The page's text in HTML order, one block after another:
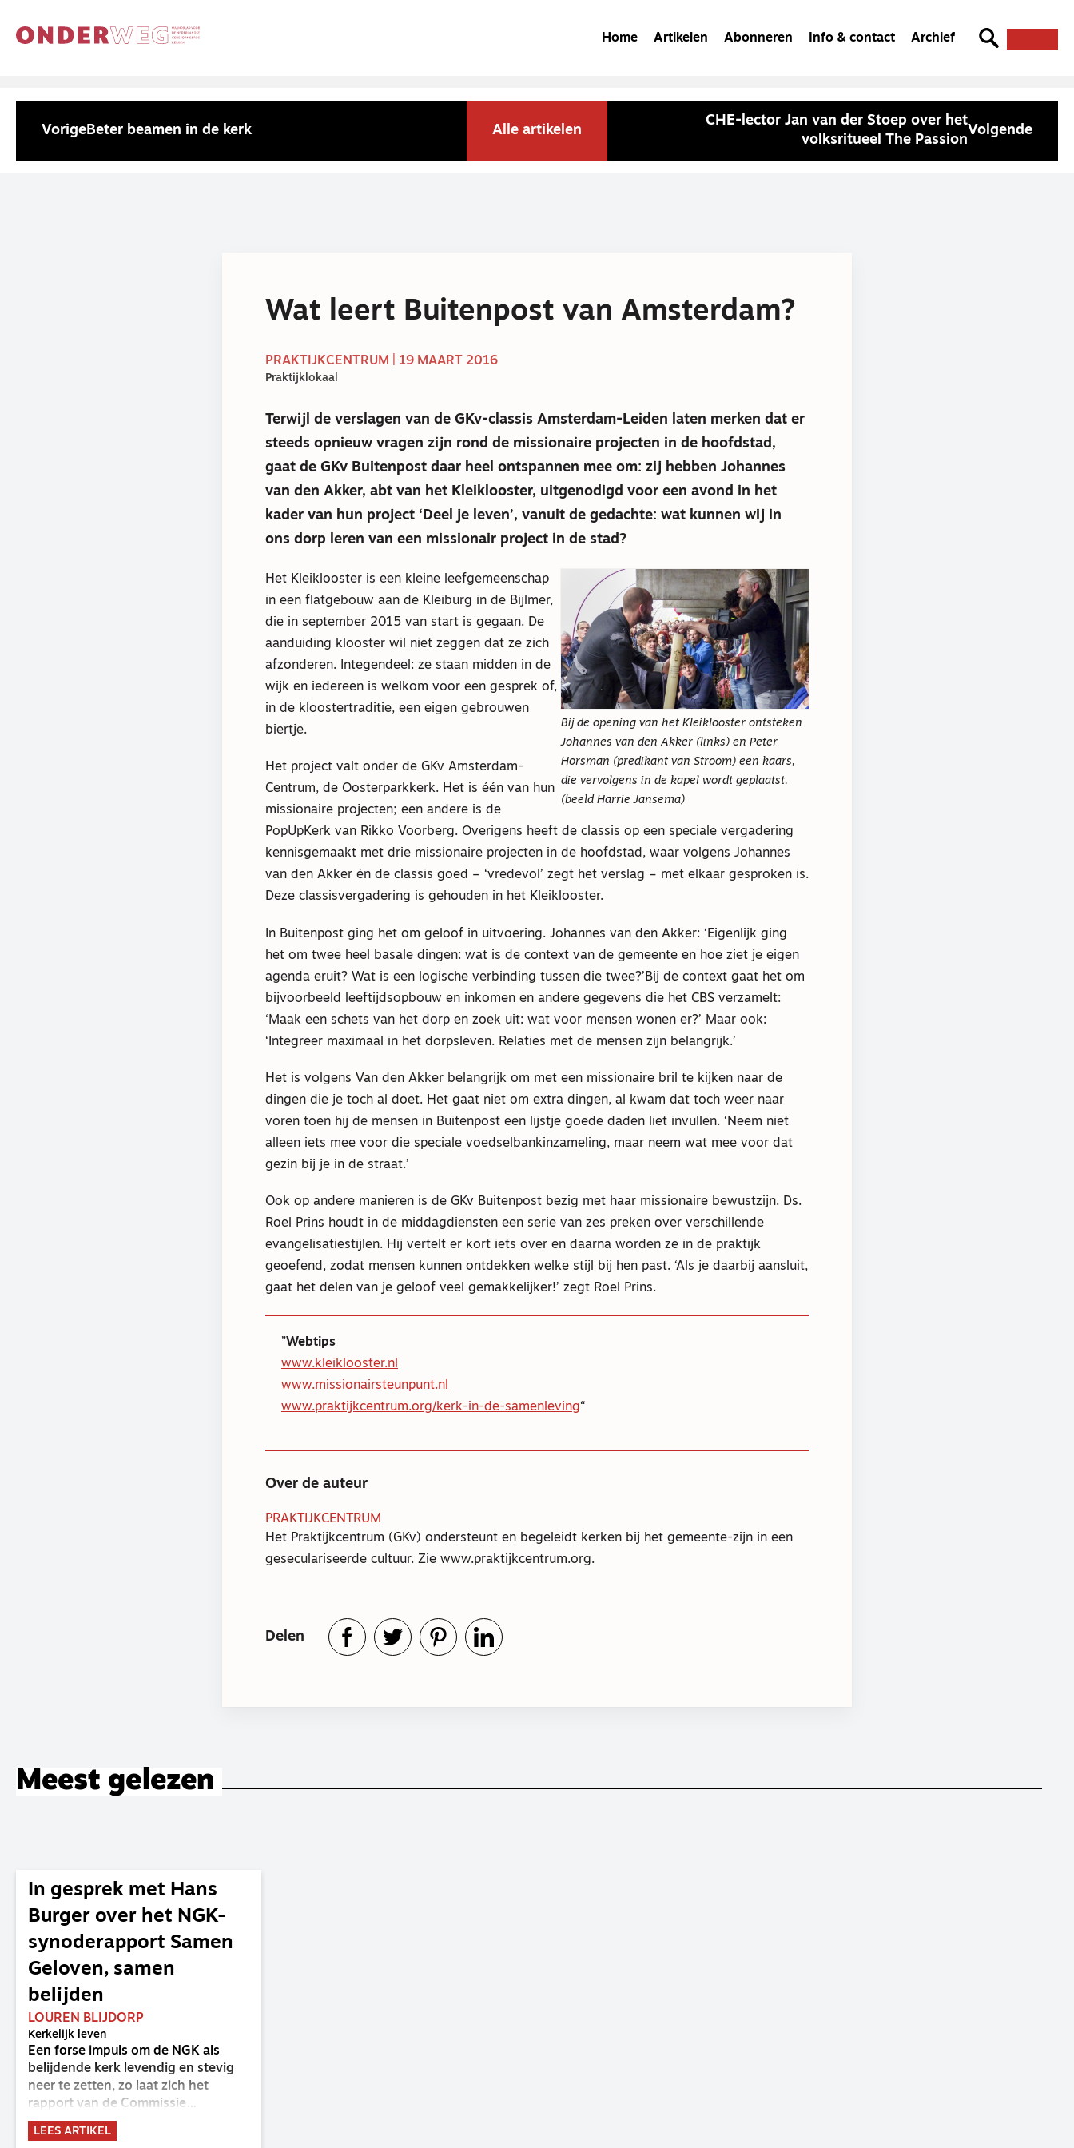
Home Artikelen Abonneren Info & contact Archief
VorigeBeter beamen in de kerk Alle artikelen
CHE-lector Jan van der Stoep over het
volksritueel The Passion
Volgende
Wat leert Buitenpost van Amsterdam?
PRAKTIJKCENTRUM | 19 MAART 2016
Praktijklokaal
Terwijl de verslagen van de GKv-classis Amsterdam-Leiden laten merken dat er
steeds opnieuw vragen zijn rond de missionaire projecten in de hoofdstad,
gaat de GKv Buitenpost daar heel ontspannen mee om: zij hebben Johannes
van den Akker, abt van het Kleiklooster, uitgenodigd voor een avond in het
kader van hun project ‘Deel je leven’, vanuit de gedachte: wat kunnen wij in
ons dorp leren van een missionair project in de stad?
Bij de opening van het Kleiklooster ontsteken
Johannes van den Akker (links) en Peter
Horsman (predikant van Stroom) een kaars,
die vervolgens in de kapel wordt geplaatst.
(beeld Harrie Jansema)
Het Kleiklooster is een kleine leefgemeenschap
in een flatgebouw aan de Kleiburg in de Bijlmer,
die in september 2015 van start is gegaan. De
aanduiding klooster wil niet zeggen dat ze zich
afzonderen. Integendeel: ze staan midden in de
wijk en iedereen is welkom voor een gesprek of,
in de kloostertraditie, een eigen gebrouwen
biertje.
Het project valt onder de GKv Amsterdam-
Centrum, de Oosterparkkerk. Het is één van hun
missionaire projecten; een andere is de
PopUpKerk van Rikko Voorberg. Overigens heeft de classis op een speciale vergadering
kennisgemaakt met drie missionaire projecten in de hoofdstad, waar volgens Johannes
van den Akker én de classis goed – ‘vredevol’ zegt het verslag – met elkaar gesproken is.
Deze classisvergadering is gehouden in het Kleiklooster.
In Buitenpost ging het om geloof in uitvoering. Johannes van den Akker: ‘Eigenlijk ging
het om twee heel basale dingen: wat is de context van de gemeente en hoe ziet je eigen
agenda eruit? Wat is een logische verbinding tussen die twee?’Bij de context gaat het om
bijvoorbeeld leeftijdsopbouw en inkomen en andere gegevens die het CBS verzamelt:
‘Maak een schets van het dorp en zoek uit: wat voor mensen wonen er?’ Maar ook:
‘Integreer maximaal in het dorpsleven. Relaties met de mensen zijn belangrijk.’
Het is volgens Van den Akker belangrijk om met een missionaire bril te kijken naar de
dingen die je toch al doet. Het gaat niet om extra dingen, al kwam dat toch weer naar
voren toen hij de mensen in Buitenpost een lijstje goede daden liet invullen. ‘Neem niet
alleen iets mee voor die speciale voedselbankinzameling, maar neem wat mee voor dat
gezin bij je in de straat.’
Ook op andere manieren is de GKv Buitenpost bezig met haar missionaire bewustzijn. Ds.
Roel Prins houdt in de middagdiensten een serie van zes preken over verschillende
evangelisatiestijlen. Hij vertelt er kort iets over en daarna worden ze in de praktijk
geoefend, zodat mensen kunnen ontdekken welke stijl bij hen past. ‘Als je daarbij aansluit,
gaat het delen van je geloof veel gemakkelijker!’ zegt Roel Prins.
Webtips
www.kleiklooster.nl
www.missionairsteunpunt.nl
www.praktijkcentrum.org/kerk-in-de-samenleving
Over de auteur
PRAKTIJKCENTRUM
Het Praktijkcentrum (GKv) ondersteunt en begeleidt kerken bij het gemeente-zijn in een
geseculariseerde cultuur. Zie www.praktijkcentrum.org.
Delen
Meest gelezen
In gesprek met Hans
Burger over het NGK-
synoderapport Samen
Geloven, samen
belijden
LOUREN BLIJDORP
Kerkelijk leven
Een forse impuls om de NGK als
belijdende kerk levendig en stevig
neer te zetten, zo laat zich het
rapport van de Commissie
Belijdende Kerk (CBK) lezen. Deze
commissie is al sinds de eenwording
LEES ARTIKEL